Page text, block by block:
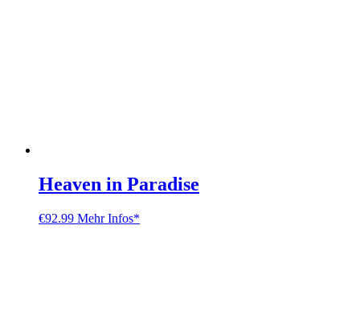
Heaven in Paradise
€92.99 Mehr Infos*